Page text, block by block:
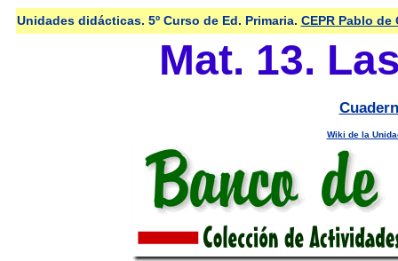
Unidades didácticas. 5º Curso de Ed. Primaria. CEPR Pablo de
Mat. 13.
Wiki de la